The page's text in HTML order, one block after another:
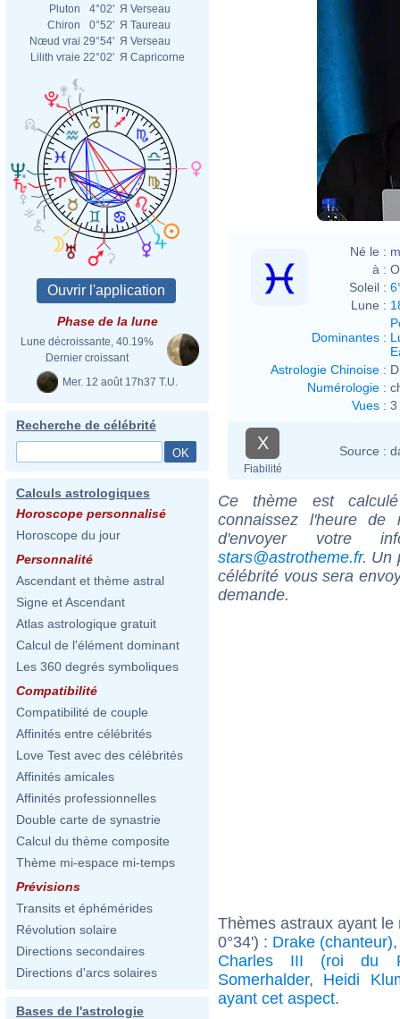
Pluton
4°02' Я Verseau
Chiron
0°52' Я Taureau
Nœud vrai 29°54' Я Verseau
Lilith vraie 22°02' Я Capricorne
Phase de la lune
Lune décroissante, 40.19%
Dernier croissant
Mer. 12 août 17h37 T.U.
Recherche de célébrité
Calculs astrologiques
Horoscope personnalisé
Horoscope du jour
Personnalité
Ascendant et thème astral
Signe et Ascendant
Atlas astrologique gratuit
Calcul de l'élément dominant
Les 360 degrés symboliques
Compatibilité
Compatibilité de couple
Affinités entre célébrités
Love Test avec des célébrités
Affinités amicales
Affinités professionnelles
Double carte de synastrie
Calcul du thème composite
Thème mi-espace mi-temps
Prévisions
Transits et éphémérides
Révolution solaire
Directions secondaires
Directions d'arcs solaires
Bases de l'astrologie
Né le :
à :
Soleil :
Lune :
Dominantes :
Astrologie Chinoise :
Numérologie :
Vues : 3
X
Fiabilité
Source :
Ce thème est
connaissez l'heure de
d'envoyer votre
stars@astrotheme.fr. Un
célébrité vous sera
demande.
Thèmes astraux ayant
0°34') : Drake (chanteur)
Charles III (roi du
Somerhalder, Heidi
ayant cet aspect.